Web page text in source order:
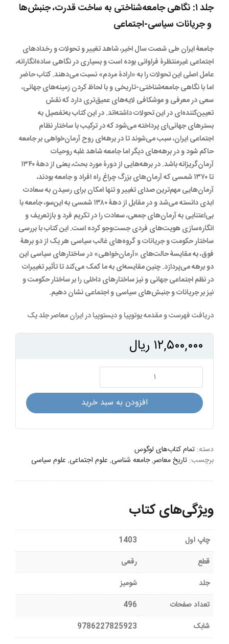
جلد ۱: نگاهى جامعه‌شناختى به ساخت قدرت، جنبش‌ها
و جريانات سياسى-اجتماعى
جامعۀ ایران طی شصت سال اخیر، شاهد تغییر و تحولات و رخدادهای
اجتماعی غیرمنتظرۀ فراوانی بوده است و بسیاری در نگاهی ساده‌انگارانه،
عامل اصلی این تحولات را به «ارادۀ مردم» نسبت می‌دهند. کتاب حاضر
اما با نگاهی جامعه‌شناختی-تاریخی و با لحاظ کردن زمینه‌های جهانی،
سعی در معرفی و موشکافی لایه‌های عمیق‌تری دارد که نقش
تعیین‌کننده‌ای در این تحولات داشته‌اند. در این کتاب به‌تفصیل به
بسترهای جهانی‌ای پرداخته می‌شود که در ترکیب با ساختار نظام
اجتماعی ایران، سبب می‌شوند تا در برهه‌ای روح آرمان‌خواهی بر جامعه
حاکم شود و در برهه‌های دیگر اما جامعه شاهد غلبه روحیات
آرمان‌گریزانه باشد. در برهه‌هایی از دورۀ مورد بحث، یعنی از دهۀ ۱۳۴۰
تا ۱۳۷۰ شمسی که آرمان‌های بزرگ چراغ راه افراد و جامعه بودند،
آرمان‌هایی مهم‌ترین صدای تغییر و تنها امکان برای رسیدن به سعادت
ابدی دانسته می‌شد و در مقابل از دهۀ ۱۳۸۰ شمسی به این‌سو، جامعه با
بی‌اعتنایی به آرمان‌های جمعی، سعادت را در تکریم فرد و بازتعریف و
انگاره‌سازی هویت‌های فردی جست‌وجو کرده است. این کتاب با بررسی
ساختار حکومت و جریانات و گروه‌های غالب سیاسی هر یک از دو برهۀ
فوق، به مقایسۀ حالت‌های «آرمان‌خواهی» در ساختارهای سیاسی این
دو برهه می‌پردازد. چنین مقایسه‌ای به ما کمک می‌کند تا تأثیر تغییرات
در نظم اجتماعی جهانی و نیز ساختارهای داخلی را بر ساختار حکومت و
نیز بر جریانات و جنبش‌های سیاسی و اجتماعی نشان دهیم.
دریافتفهرست و مقدمه یوتوپیا و دیستوپیا در ایران معاصر جلد یک
۱۲,۵۰۰,۰۰۰ ریال
و
ديستوپيا
در
-۱
عدد
افزودن به سبد خرید
دسته: تمام کتاب‌های لوگوس
برچسب: تاریخ معاصر,جامعه شناسی, علوم اجتماعی, علوم سیاسی
ویژگی‌های کتاب
چاپ اول
1403
قطع
رقعی
جلد
شومیز
تعداد صفحات
496
شابک
9786227825923